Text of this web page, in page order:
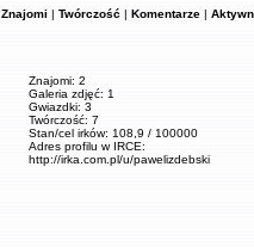
Znajomi | Twórczość | Komentarze |
Znajomi: 2
Galeria zdjęć: 1
Gwiazdki: 3
Twórczość: 7
Stan/cel irków: 108,9 / 100000
Adres profilu w IRCE:
http://irka.com.pl/u/pawelizdebski